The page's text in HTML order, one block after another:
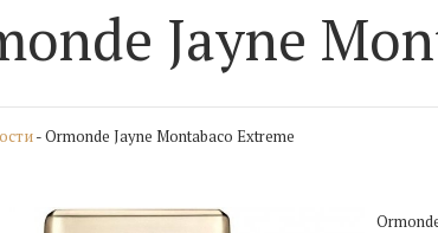
Jayne
- Ormonde Jayne Montabaco Extreme